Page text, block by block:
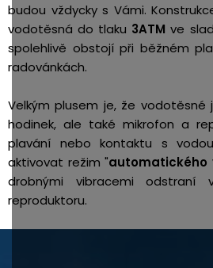
budou vždycky s Vámi.
vodotěsná do tlaku 3ATM ve
spolehlivě obstojí při běžném
radovánkách.
Velkým plusem je, že
hodinek, ale také mikrofon a
plavání nebo kontaktu s
aktivovat režim "automatického
drobnými vibracemi
reproduktoru.